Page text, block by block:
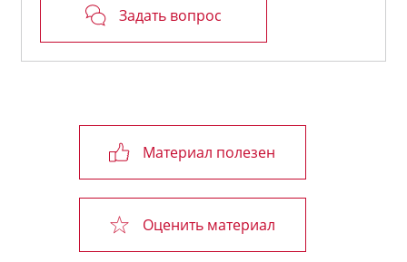
Задать вопрос
Материал полезен
Оценить материал